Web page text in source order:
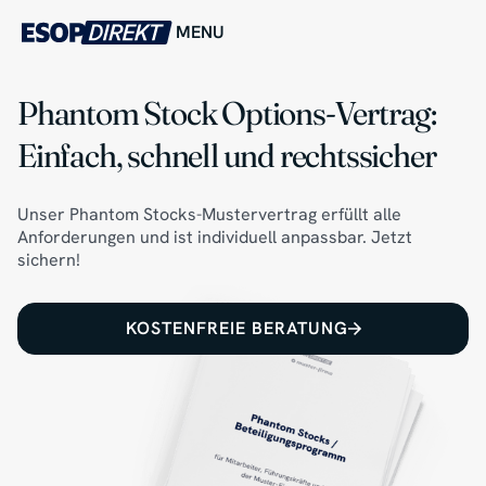
MENU
Phantom Stock Options-Vertrag:
Einfach, schnell und rechtssicher
Unser Phantom Stocks-Mustervertrag erfüllt alle
Anforderungen und ist individuell anpassbar. Jetzt
sichern!
KOSTENFREIE BERATUNG